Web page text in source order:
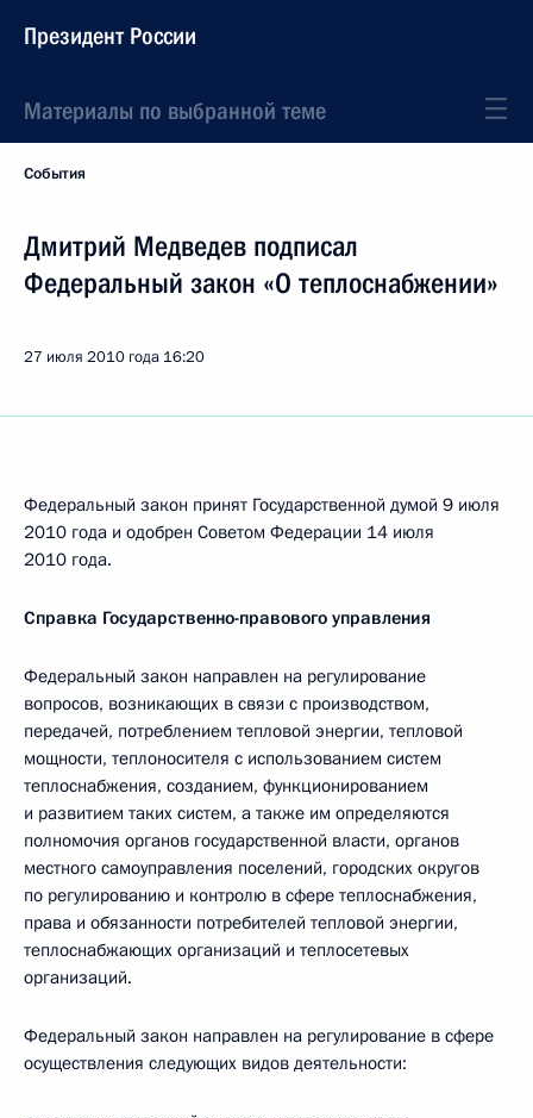
Президент России
Материалы по выбранной теме
События
Дмитрий Медведев подписал
Федеральный закон «О теплоснабжении»
27 июля 2010 года 16:20
Федеральный закон принят Государственной думой 9 июля
2010 года и одобрен Советом Федерации 14 июля
2010 года.
Справка Государственно-правового управления
Федеральный закон направлен на регулирование
вопросов, возникающих в связи с производством,
передачей, потреблением тепловой энергии, тепловой
мощности, теплоносителя с использованием систем
теплоснабжения, созданием, функционированием
и развитием таких систем, а также им определяются
полномочия органов государственной власти, органов
местного самоуправления поселений, городских округов
по регулированию и контролю в сфере теплоснабжения,
права и обязанности потребителей тепловой энергии,
теплоснабжающих организаций и теплосетевых
организаций.
Федеральный закон направлен на регулирование в сфере
осуществления следующих видов деятельности: